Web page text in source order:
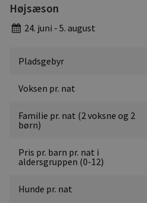
Højsæson
24. juni - 5. august
Pladsgebyr
Voksen pr. nat
Familie pr. nat (2 voksne og 2
børn)
Pris pr. barn pr. nat i
aldersgruppen (0-12)
Hunde pr. nat